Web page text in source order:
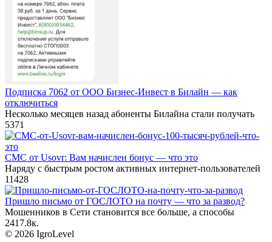
Подписка 7062 от ООО Бизнес-Инвест в Билайн — как
отключиться
Несколько месяцев назад абоненты Билайна стали получать
5371
СМС от Usovr: Вам начислен бонус — что это
Наряду с быстрым ростом активных интернет-пользователей
11428
Пришло письмо от ГОСЛОТО на почту — что за развод?
Мошенников в Сети становится все больше, а способы
2417.8к.
© 2026 IgroLevel